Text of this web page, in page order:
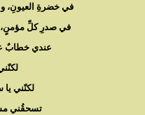
في خضرةِ العيونِ،
في صدرِ كلِّ مؤمنٍ،
عندي خطابٌ
لكنّني
تسحقُني